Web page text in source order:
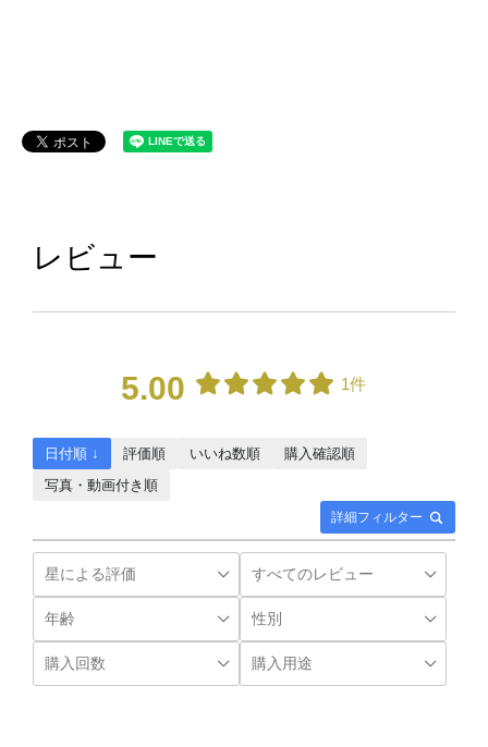
レビュー
5.00 1件
詳細フィルター
日付順 ↓ 評価順 いいね数順
購入確認順
写真・動画付き順